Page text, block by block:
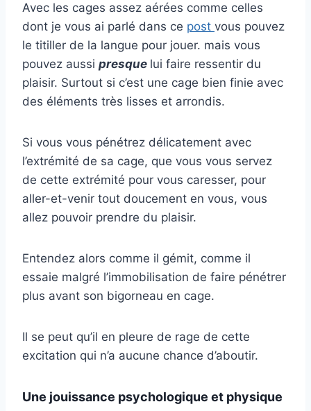
Avec les cages assez aérées comme celles
dont je vous ai parlé dans ce post vous pouvez
le titiller de la langue pour jouer. mais vous
pouvez aussi presque lui faire ressentir du
plaisir. Surtout si c’est une cage bien finie avec
des éléments très lisses et arrondis.
Si vous vous pénétrez délicatement avec
l’extrémité de sa cage, que vous vous servez
de cette extrémité pour vous caresser, pour
aller-et-venir tout doucement en vous, vous
allez pouvoir prendre du plaisir.
Entendez alors comme il gémit, comme il
essaie malgré l’immobilisation de faire pénétrer
plus avant son bigorneau en cage.
Il se peut qu’il en pleure de rage de cette
excitation qui n’a aucune chance d’aboutir.
Une jouissance psychologique et physique